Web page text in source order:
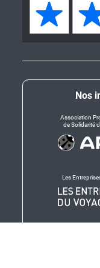
Nos
Association
de Solidarité
Les